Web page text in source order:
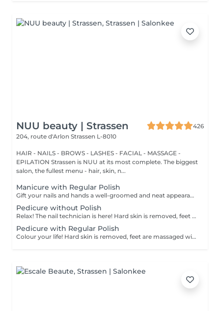
NUU beauty | Strassen
426
204, route d'Arlon Strassen L-8010
HAIR - NAILS - BROWS - LASHES - FACIAL - MASSAGE -
EPILATION Strassen is NUU at its most complete. The biggest
salon, the fullest menu - hair, skin, n...
Manicure with Regular Polish
Gift your nails and hands a well-groomed and neat appearance! Your technician will effectively remove dead skin cells, shape and file nails, and buff the outer surface. A regular nail polish is applied at the end of this treatment. Our masters do edged, hardware, or combined manicure. How is manicure with simple nail polish done? - rough skin is removed - the shape of the nail plate is corrected - the cuticle and side ridges are corrected - nail polish is applied - cuticle oil and hand cream are applied Age restrictions: recommended to do from 14 years. Post procedure recommendations: there are no post recommendations for this procedure. Frequency: once in 3 weeks.
Pedicure without Polish
Relax! The nail technician is here! Hard skin is removed, feet are massaged with deep conditioning creams leaving them softer and smoother. Cuticle will be neat and tidy and toenails will be perfectly shaped. Our masters do hardware pedicure. How is pedicure without polish done? - rough skin is removed - the shape of the nail plate is corrected - heels are cleaned - the cuticle and side ridges are corrected - cuticle oil and feet cream are applied Age restrictions: recommended to do from 14 years. Post procedure recommendations: there are no post recommendations for this procedure. Frequency: once in 3-4 weeks.
Pedicure with Regular Polish
Colour your life! Hard skin is removed, feet are massaged with deep conditioning creams leaving them softer and smoother. Cuticle will be neat and tidy and toenails will be perfectly shaped. A regular nail polish is applied at the end of this treatment. Our masters do hardware pedicure. How is pedicure + simple nail polish done? - rough skin is removed - the shape of the nail plate is corrected - heels are cleaned - the cuticle and side ridges are corrected - nail polish is applied - cuticle oil and feet cream is applied Age restrictions: recommended to do from 14 years. Post procedure recommendations: there are no post recommendations for this procedure. Frequency: once in 3-4 weeks.